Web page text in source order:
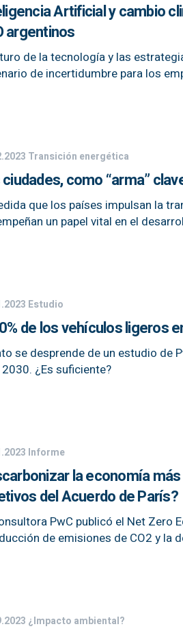
Artificial y cambio
argentinos
de la tecnología y las
de incertidumbre para los
Transición energética
como “arma”
que los países impulsan la
un papel vital en el
Estudio
de los vehículos ligeros
se desprende de un estudio de
¿Es suficiente?
Informe
la economía
del Acuerdo de París?
PwC publicó el Net Zero
de emisiones de CO2 y la
¿Impacto ambiental?